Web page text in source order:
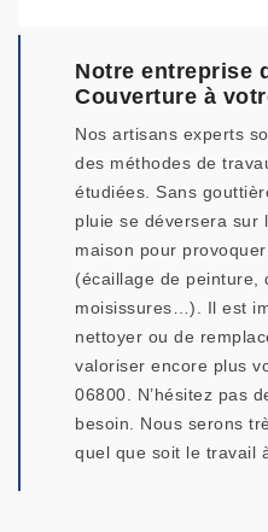
Notre entreprise
Couverture à
Nos artisans experts
des méthodes de
étudiées. Sans
pluie se déversera sur
maison pour
(écaillage de peinture,
moisissures…). Il est
nettoyer ou de
valoriser encore plus
06800. N’hésitez pas
besoin. Nous serons
quel que soit le travail